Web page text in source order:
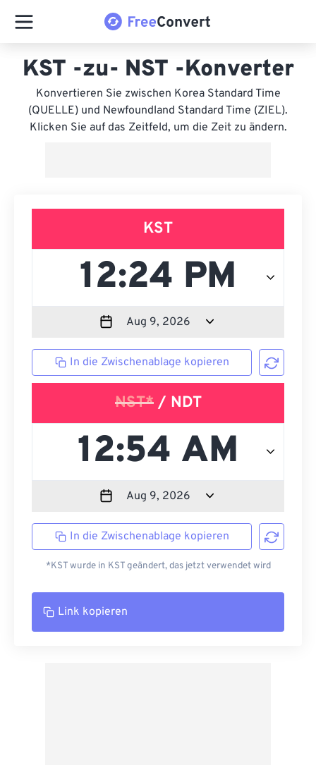
KST -zu- NST -Konverter
Konvertieren Sie zwischen Korea Standard Time
(QUELLE) und Newfoundland Standard Time (ZIEL).
Klicken Sie auf das Zeitfeld, um die Zeit zu ändern.
KST
In die Zwischenablage kopieren
NST*/ NDT
In die Zwischenablage kopieren
*KST wurde in KST geändert, das jetzt verwendet wird
Link kopieren